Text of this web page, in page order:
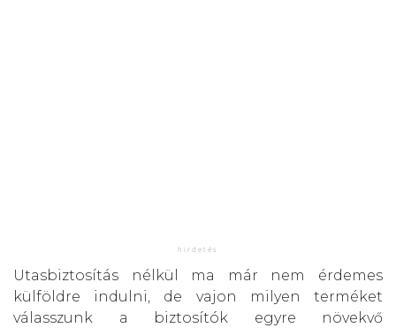
Utasbiztosítás nélkül ma már nem érdemes
külföldre indulni, de vajon milyen terméket
válasszunk a biztosítók egyre növekvő